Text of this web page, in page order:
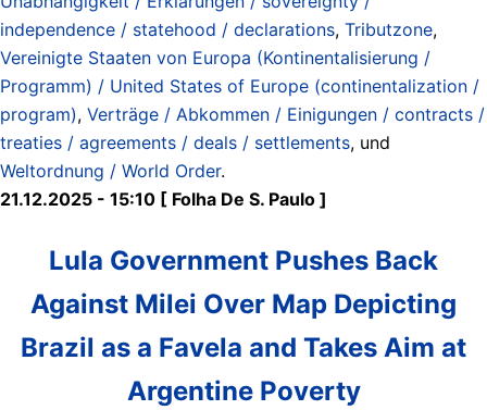
independence / statehood / declarations, Tributzone,
Vereinigte Staaten von Europa (Kontinentalisierung /
Programm) / United States of Europe (continentalization /
program), Verträge / Abkommen / Einigungen / contracts /
treaties / agreements / deals / settlements, und
Weltordnung / World Order.
21.12.2025 - 15:10 [ Folha De S. Paulo ]
Lula Government Pushes Back
Against Milei Over Map Depicting
Brazil as a Favela and Takes Aim at
Argentine Poverty